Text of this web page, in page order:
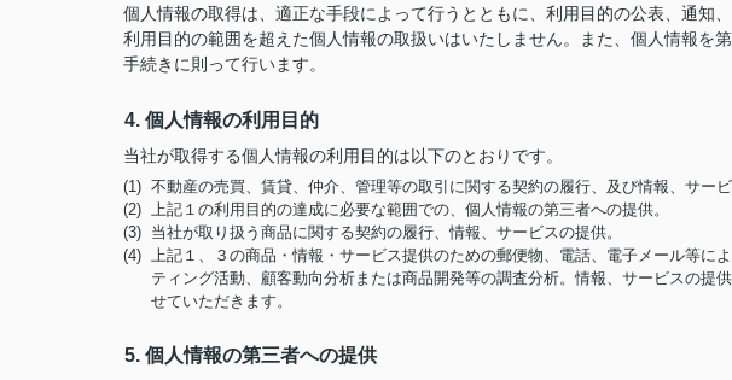
個人情報の取得は、適正な手段によって行うとともに、利用目的の公表、通知
利用目的の範囲を超えた個人情報の取扱いはいたしません。また、個人情報を
手続きに則って行います。
4. 個人情報の利用目的
当社が取得する個人情報の利用目的は以下のとおりです。
(1) 不動産の売買、賃貸、仲介、管理等の取引に関する契約の履行、及び情報、サービ
(2) 上記１の利用目的の達成に必要な範囲での、個人情報の第三者への提供。
(3) 当社が取り扱う商品に関する契約の履行、情報、サービスの提供。
(4) 上記１、３の商品・情報・サービス提供のための郵便物、電話、電子メール等に
ティング活動、顧客動向分析または商品開発等の調査分析。情報、サービスの提
せていただきます。
5. 個人情報の第三者への提供